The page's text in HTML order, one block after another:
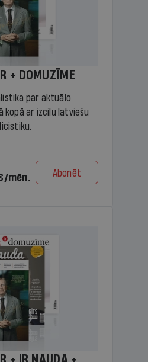
+ DOMUZĪME
par aktuālo
kopā ar izcilu latviešu
mēn. Abonēt